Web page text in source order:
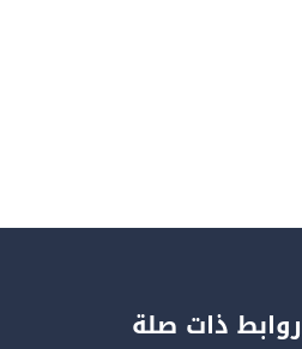
روابط ذات صلة